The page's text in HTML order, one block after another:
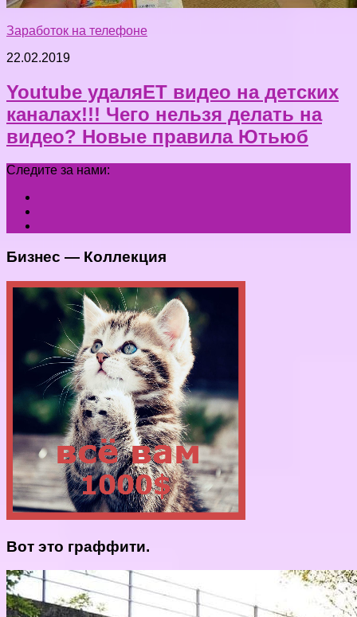
Заработок на телефоне
22.02.2019
Youtube удаляЕТ видео на детских
каналах!!! Чего нельзя делать на
видео? Новые правила Ютьюб
Следите за нами:
Бизнес — Коллекция
Вот это граффити.